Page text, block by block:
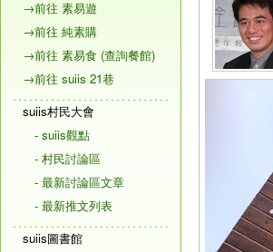
→前往 素易遊
→前往 純素購
→前往 素易食 (查詢餐館)
→前往 suiis 21巷
suiis村民大會
- suiis觀點
- 村民討論區
- 最新討論區文章
- 最新推文列表
suiis圖書館